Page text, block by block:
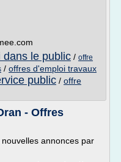
dans le public / offre
/ offres d'emploi travaux
public / offre
- Offres
annonces par